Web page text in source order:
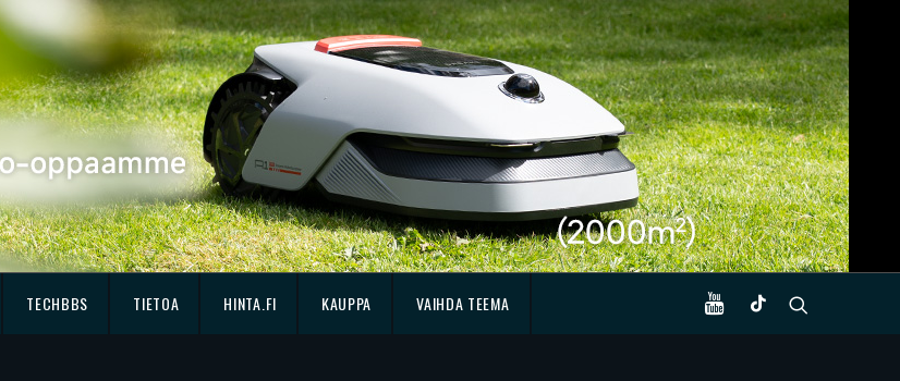
TECHBBS TIETOA HINTA.FI KAUPPA VAIHDA TEEMA